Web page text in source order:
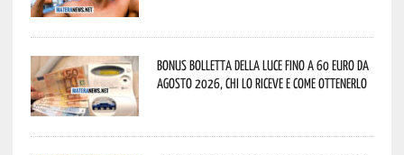
Bonus bolletta della luce fino a 60 euro da
agosto 2026, chi lo riceve e come ottenerlo